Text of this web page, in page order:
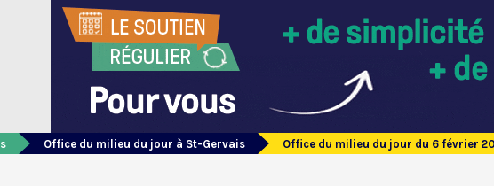
Office du milieu du jour à St-Gervais Office du milieu du jour du 6 février